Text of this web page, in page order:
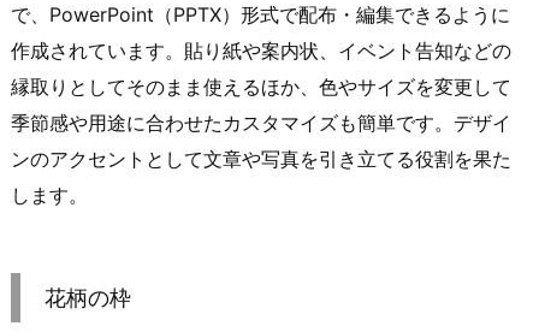
で、PowerPoint（PPTX）形式で配布・編集できるように
作成されています。貼り紙や案内状、イベント告知などの
縁取りとしてそのまま使えるほか、色やサイズを変更して
季節感や用途に合わせたカスタマイズも簡単です。デザイ
ンのアクセントとして文章や写真を引き立てる役割を果た
します。
花柄の枠